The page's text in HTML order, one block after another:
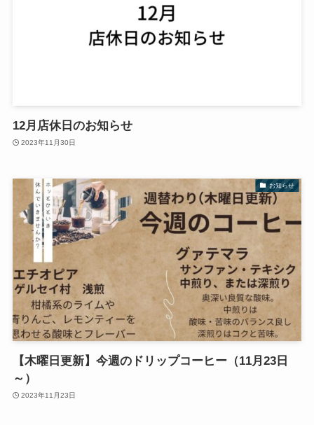
12月店休日のお知らせ
2023年11月30日
お知らせ
【木曜日更新】今週のドリップコーヒー（11月23日
～）
2023年11月23日